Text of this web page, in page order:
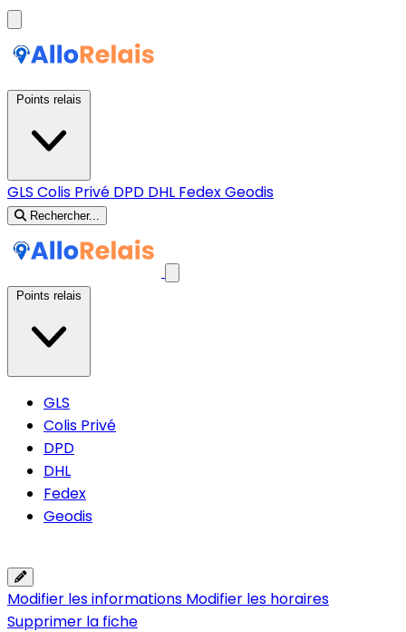
GLS Colis Privé DPD DHL FedexGeodis
Rechercher...
GLS
Colis Privé
DPD
DHL
Fedex
Geodis
Modifier les informations Modifier les horaires
Supprimer la fiche